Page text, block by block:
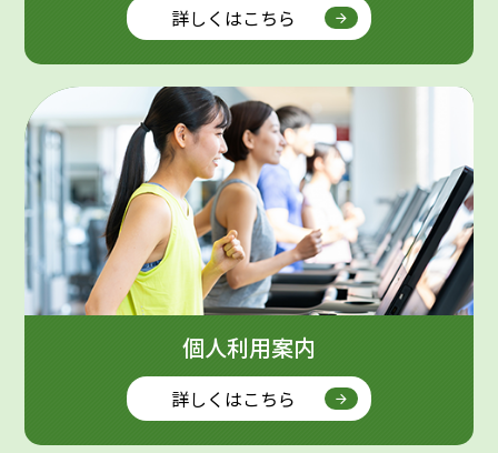
約システムが新しくなります。
2025.12.26
【狛江二中教室】2026年1月～おとな教室対象 ふらっと
教室開始します！
詳しくはこちら
個人利用案内
詳しくはこちら